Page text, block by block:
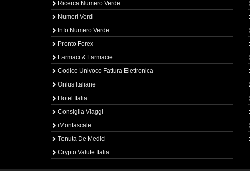
Ricerca Numero Verde
Numeri Verdi
Info Numero Verde
Pronto Forex
Farmaci & Farmacie
Codice Univoco Fattura Elettronica
Onlus Italiane
Hotel Italia
Consiglia Viaggi
iMontascale
Tenuta De Medici
Crypto Valute Italia